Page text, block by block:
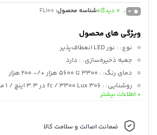
0
0 دیدگاهشناسه محصول: FL100
ویژگی های محصول
نوع: : نور LED انعطاف‌پذیر
جعبه ذخیره‌سازی: : دارد
دمای رنگ: : 3300 تا 5600 هزار +/- 200 هزار
روشنایی: : 306 fc / 3300 Lux در 3.3 اینچ / 1 متر
حالت‌های رنگی:
تنظیم روشنایی:
+ اطلاعات بیشتر
ضمانت اصالت و سلامت کالا